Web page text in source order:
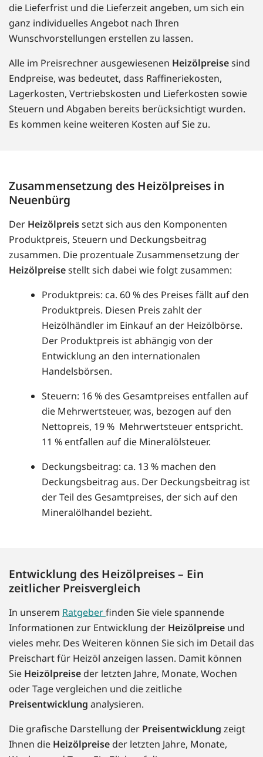
die Lieferfrist und die Lieferzeit angeben, um sich ein
ganz individuelles Angebot nach Ihren
Wunschvorstellungen erstellen zu lassen.
Alle im Preisrechner ausgewiesenen Heizölpreisesind
Endpreise, was bedeutet, dass Raffineriekosten,
Lagerkosten, Vertriebskosten und Lieferkosten sowie
Steuern und Abgaben bereits berücksichtigt wurden.
Es kommen keine weiteren Kosten auf Sie zu.
Zusammensetzung des Heizölpreises in
Neuenbürg
Der Heizölpreissetzt sich aus den Komponenten
Produktpreis, Steuern und Deckungsbeitrag
zusammen. Die prozentuale Zusammensetzung der
Heizölpreisestellt sich dabei wie folgt zusammen:
Produktpreis: ca. 60 % des Preises fällt auf den
Produktpreis. Diesen Preis zahlt der
Heizölhändler im Einkauf an der Heizölbörse.
Der Produktpreis ist abhängig von der
Entwicklung an den internationalen
Handelsbörsen.
Steuern: 16 % des Gesamtpreises entfallen auf
die Mehrwertsteuer, was, bezogen auf den
Nettopreis, 19 % Mehrwertsteuer entspricht.
11 % entfallen auf die Mineralölsteuer.
Deckungsbeitrag: ca. 13 % machen den
Deckungsbeitrag aus. Der Deckungsbeitrag ist
der Teil des Gesamtpreises, der sich auf den
Mineralölhandel bezieht.
Entwicklung des Heizölpreises – Ein
zeitlicher Preisvergleich
In unserem Ratgeberfinden Sie viele spannende
Informationen zur Entwicklung der Heizölpreise und
vieles mehr. Des Weiteren können Sie sich im Detail das
Preischart für Heizöl anzeigen lassen. Damit können
Sie Heizölpreise der letzten Jahre, Monate, Wochen
oder Tage vergleichen und die zeitliche
Preisentwicklung analysieren.
Die grafische Darstellung der Preisentwicklung zeigt
Ihnen die Heizölpreise der letzten Jahre, Monate,